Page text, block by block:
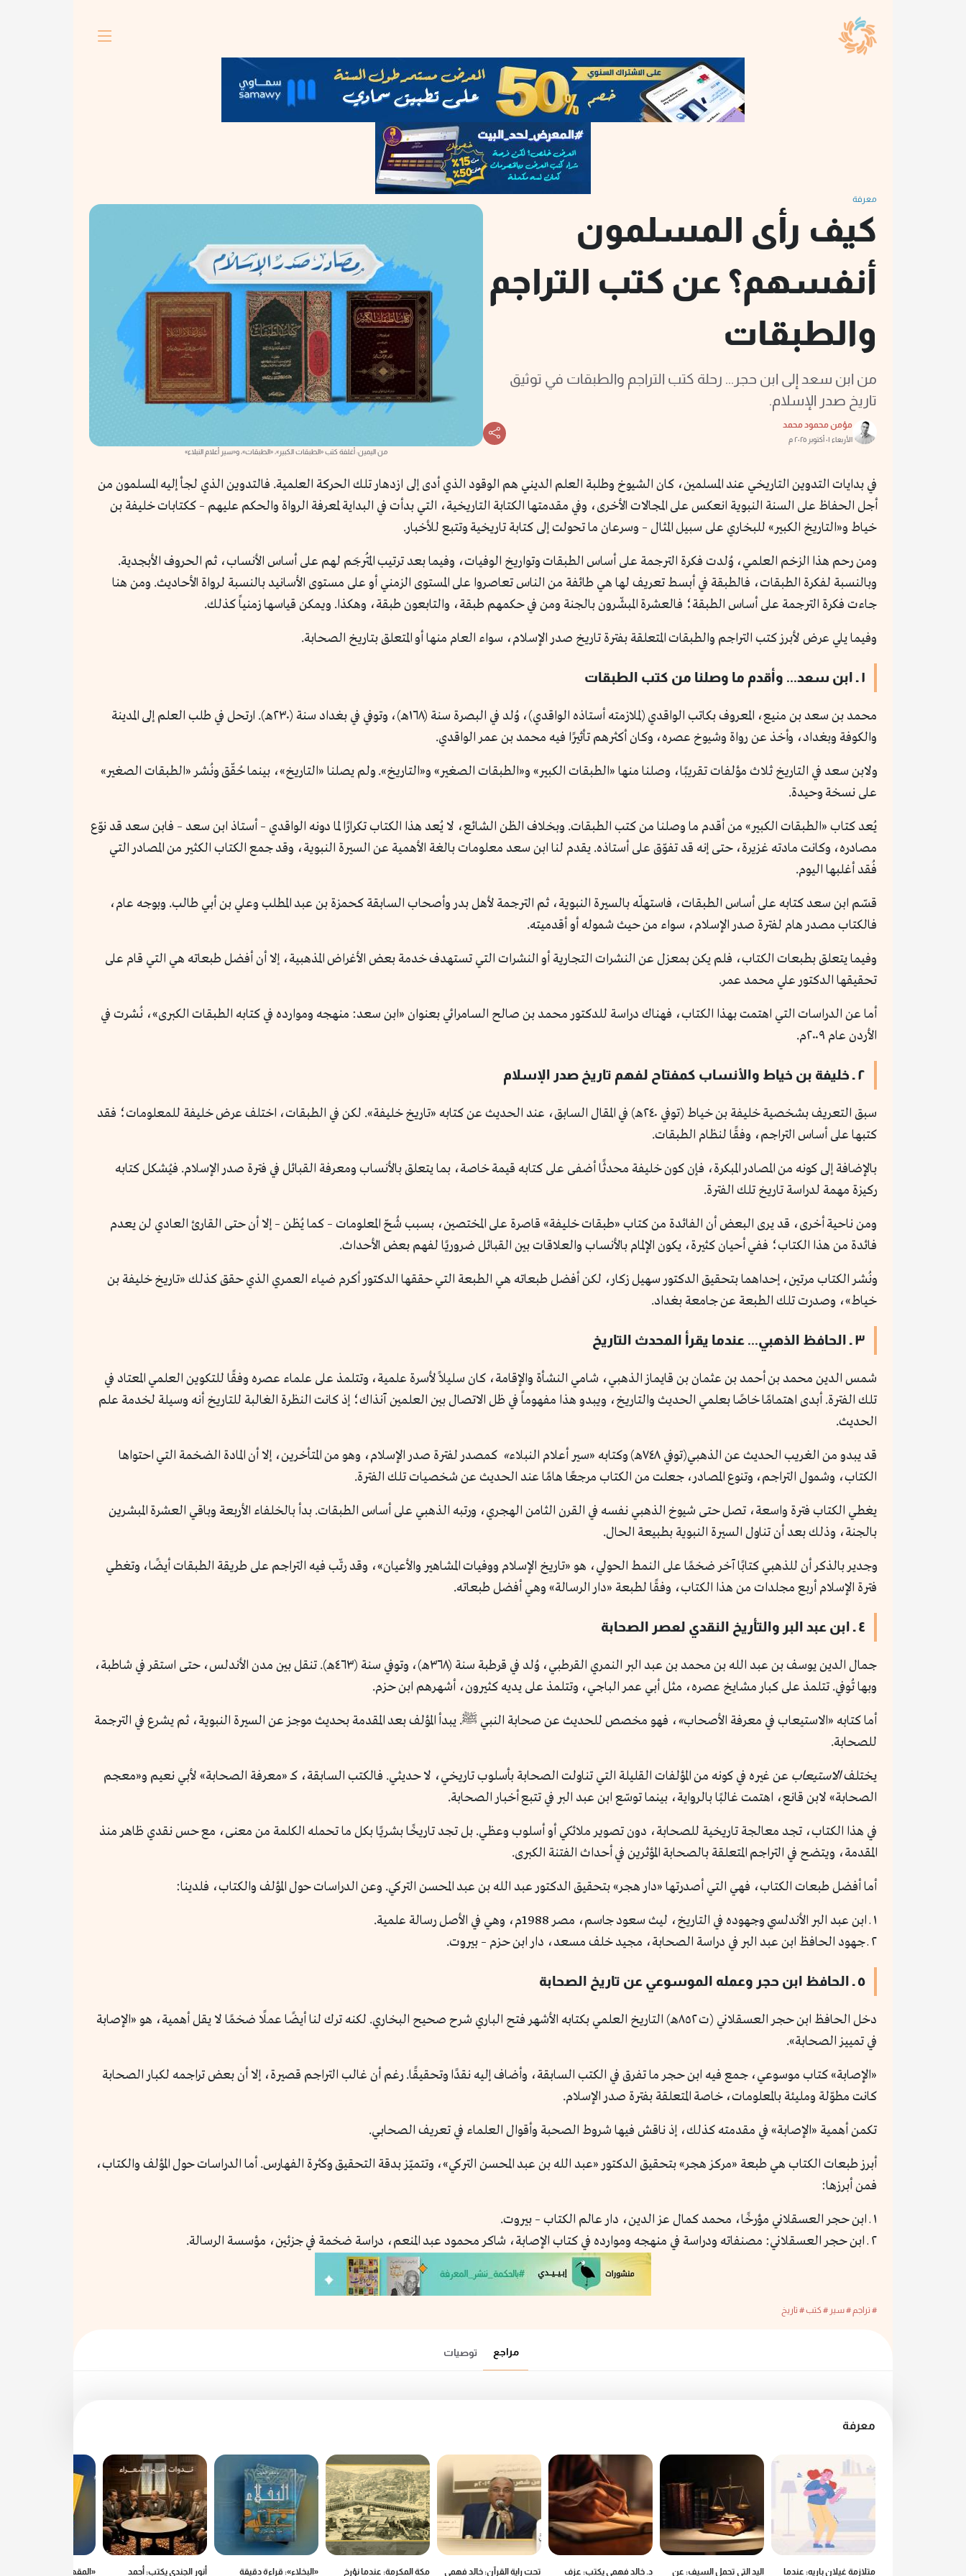
معرفة
كيف رأى المسلمون
أنفسهم؟ عن كتب التراجم
والطبقات
من ابن سعد إلى ابن حجر... رحلة كتب التراجم والطبقات في توثيق
تاريخ صدر الإسلام.
مؤمن محمود محمد
الأربعاء ٠١ أكتوبر ٢٠٢٥ م
من اليمين: أغلفة كتب «الطبقات الكبير»، «الطبقات»، و«سير أعلام النبلاء»
في بدايات التدوين التاريخي عند المسلمين، كان الشيوخ وطلبة العلم الديني هم الوقود الذي أدى إلى ازدهار تلك الحركة العلمية. فالتدوين الذي لجأ إليه المسلمون من
أجل الحفاظ على السنة النبوية انعكس على المجالات الأخرى، وفي مقدمتها الكتابة التاريخية، التي بدأت في البداية لمعرفة الرواة والحكم عليهم – ككتابات خليفة بن
خياط و«التاريخ الكبير» للبخاري على سبيل المثال – وسرعان ما تحولت إلى كتابة تاريخية وتتبع للأخبار.
ومن رحم هذا الزخم العلمي، وُلدت فكرة الترجمة على أساس الطبقات وتواريخ الوفيات، وفيما بعد ترتيب المُترجَم لهم على أساس الأنساب، ثم الحروف الأبجدية.
وبالنسبة لفكرة الطبقات، فالطبقة في أبسط تعريف لها هي طائفة من الناس تعاصروا على المستوى الزمني أو على مستوى الأسانيد بالنسبة لرواة الأحاديث. ومن هنا
جاءت فكرة الترجمة على أساس الطبقة؛ فالعشرة المبشّرون بالجنة ومن في حكمهم طبقة، والتابعون طبقة، وهكذا. ويمكن قياسها زمنياً كذلك.
وفيما يلي عرض لأبرز كتب التراجم والطبقات المتعلقة بفترة تاريخ صدر الإسلام، سواء العام منها أو المتعلق بتاريخ الصحابة.
١ ـ ابن سعد... وأقدم ما وصلنا من كتب الطبقات
محمد بن سعد بن منيع، المعروف بكاتب الواقدي (لملازمته أستاذه الواقدي)، وُلد في البصرة سنة (١٦٨هـ)، وتوفي في بغداد سنة (٢٣٠هـ). ارتحل في طلب العلم إلى المدينة
والكوفة وبغداد، وأخذ عن رواة وشيوخ عصره، وكان أكثرهم تأثيرًا فيه محمد بن عمر الواقدي.
ولابن سعد في التاريخ ثلاث مؤلفات تقريبًا، وصلنا منها «الطبقات الكبير» و«الطبقات الصغير» و«التاريخ». ولم يصلنا «التاريخ»، بينما حُقّق ونُشر «الطبقات الصغير»
على نسخة وحيدة.
يُعد كتاب «الطبقات الكبير» من أقدم ما وصلنا من كتب الطبقات. وبخلاف الظن الشائع، لا يُعد هذا الكتاب تكرارًا لما دونه الواقدي – أستاذ ابن سعد – فابن سعد قد نوّع
مصادره، وكانت مادته غزيرة، حتى إنه قد تفوّق على أستاذه. يقدم لنا ابن سعد معلومات بالغة الأهمية عن السيرة النبوية، وقد جمع الكتاب الكثير من المصادر التي
فُقد أغلبها اليوم.
قسّم ابن سعد كتابه على أساس الطبقات، فاستهلّه بالسيرة النبوية، ثم الترجمة لأهل بدر وأصحاب السابقة كحمزة بن عبد المطلب وعلي بن أبي طالب. وبوجه عام،
فالكتاب مصدر هام لفترة صدر الإسلام، سواء من حيث شموله أو أقدميته.
وفيما يتعلق بطبعات الكتاب، فلم يكن بمعزل عن النشرات التجارية أو النشرات التي تستهدف خدمة بعض الأغراض المذهبية، إلا أن أفضل طبعاته هي التي قام على
تحقيقها الدكتور علي محمد عمر.
أما عن الدراسات التي اهتمت بهذا الكتاب، فهناك دراسة للدكتور محمد بن صالح السامرائي بعنوان «ابن سعد: منهجه وموارده في كتابه الطبقات الكبرى»، نُشرت في
الأردن عام ٢٠٠٩م.
٢ ـ خليفة بن خياط والأنساب كمفتاح لفهم تاريخ صدر الإسلام
سبق التعريف بشخصية خليفة بن خياط (توفي ٢٤٠هـ) في المقال السابق، عند الحديث عن كتابه «تاريخ خليفة». لكن في الطبقات، اختلف عرض خليفة للمعلومات؛ فقد
كتبها على أساس التراجم، وفقًا لنظام الطبقات.
بالإضافة إلى كونه من المصادر المبكرة، فإن كون خليفة محدثًا أضفى على كتابه قيمة خاصة، بما يتعلق بالأنساب ومعرفة القبائل في فترة صدر الإسلام. فيُشكل كتابه
ركيزة مهمة لدراسة تاريخ تلك الفترة.
ومن ناحية أخرى، قد يرى البعض أن الفائدة من كتاب «طبقات خليفة» قاصرة على المختصين، بسبب شُحّ المعلومات – كما يُظن – إلا أن حتى القارئ العادي لن يعدم
فائدة من هذا الكتاب؛ ففي أحيان كثيرة، يكون الإلمام بالأنساب والعلاقات بين القبائل ضروريًا لفهم بعض الأحداث.
ونُشر الكتاب مرتين، إحداهما بتحقيق الدكتور سهيل زكار، لكن أفضل طبعاته هي الطبعة التي حققها الدكتور أكرم ضياء العمري الذي حقق كذلك «تاريخ خليفة بن
خياط»، وصدرت تلك الطبعة عن جامعة بغداد.
٣ ـ الحافظ الذهبي... عندما يقرأ المحدث التاريخ
شمس الدين محمد بن أحمد بن عثمان بن قايماز الذهبي، شامي النشأة والإقامة، كان سليلاً لأسرة علمية، وتتلمذ على علماء عصره وفقًا للتكوين العلمي المعتاد في
تلك الفترة. أبدى اهتمامًا خاصًا بعلمي الحديث والتاريخ، ويبدو هذا مفهوماً في ظل الاتصال بين العلمين آنذاك؛ إذ كانت النظرة الغالبة للتاريخ أنه وسيلة لخدمة علم
الحديث.
قد يبدو من الغريب الحديث عن الذهبي(توفي ٧٤٨هـ) وكتابه «سير أعلام النبلاء » كمصدر لفترة صدر الإسلام، وهو من المتأخرين، إلا أن المادة الضخمة التي احتواها
الكتاب، وشمول التراجم، وتنوع المصادر، جعلت من الكتاب مرجعًا هامًا عند الحديث عن شخصيات تلك الفترة.
يغطي الكتاب فترة واسعة، تصل حتى شيوخ الذهبي نفسه في القرن الثامن الهجري، ورتبه الذهبي على أساس الطبقات. بدأ بالخلفاء الأربعة وباقي العشرة المبشرين
بالجنة، وذلك بعد أن تناول السيرة النبوية بطبيعة الحال.
وجدير بالذكر أن للذهبي كتابًا آخر ضخمًا على النمط الحولي، هو «تاريخ الإسلام ووفيات المشاهير والأعيان»، وقد رتّب فيه التراجم على طريقة الطبقات أيضًا، وتغطي
فترة الإسلام أربع مجلدات من هذا الكتاب، وفقًا لطبعة «دار الرسالة» وهي أفضل طبعاته.
٤ ـ ابن عبد البر والتأريخ النقدي لعصر الصحابة
جمال الدين يوسف بن عبد الله بن محمد بن عبد البر النمري القرطبي، وُلد في قرطبة سنة (٣٦٨هـ)، وتوفي سنة (٤٦٣هـ). تنقل بين مدن الأندلس، حتى استقر في شاطبة،
وبها تُوفي. تتلمذ على كبار مشايخ عصره، مثل أبي عمر الباجي، وتتلمذ على يديه كثيرون، أشهرهم ابن حزم.
أما كتابه «الاستيعاب في معرفة الأصحاب»، فهو مخصص للحديث عن صحابة النبي ﷺ. يبدأ المؤلف بعد المقدمة بحديث موجز عن السيرة النبوية، ثم يشرع في الترجمة
للصحابة.
يختلفالاستيعاب عن غيره في كونه من المؤلفات القليلة التي تناولت الصحابة بأسلوب تاريخي، لا حديثي. فالكتب السابقة، كـ «معرفة الصحابة» لأبي نعيم و«معجم
الصحابة» لابن قانع، اهتمت غالبًا بالرواية، بينما توسّع ابن عبد البر في تتبع أخبار الصحابة.
في هذا الكتاب، تجد معالجة تاريخية للصحابة، دون تصوير ملائكي أو أسلوب وعظي. بل تجد تاريخًا بشريًا بكل ما تحمله الكلمة من معنى، مع حس نقدي ظاهر منذ
المقدمة، ويتضح في التراجم المتعلقة بالصحابة المؤثرين في أحداث الفتنة الكبرى.
أما أفضل طبعات الكتاب، فهي التي أصدرتها «دار هجر» بتحقيق الدكتور عبد الله بن عبد المحسن التركي. وعن الدراسات حول المؤلف والكتاب، فلدينا:
١ ـ ابن عبد البر الأندلسي وجهوده في التاريخ، ليث سعود جاسم، مصر 1988م، وهي في الأصل رسالة علمية.
٢ ـ جهود الحافظ ابن عبد البر في دراسة الصحابة، مجيد خلف مسعد، دار ابن حزم – بيروت.
٥ ـ الحافظ ابن حجر وعمله الموسوعي عن تاريخ الصحابة
دخل الحافظ ابن حجر العسقلاني (ت ٨٥٢هـ) التاريخ العلمي بكتابه الأشهر فتح الباري شرح صحيح البخاري. لكنه ترك لنا أيضًا عملًا ضخمًا لا يقل أهمية، هو «الإصابة
في تمييز الصحابة».
«الإصابة» كتاب موسوعي، جمع فيه ابن حجر ما تفرق في الكتب السابقة، وأضاف إليه نقدًا وتحقيقًا. رغم أن غالب التراجم قصيرة، إلا أن بعض تراجمه لكبار الصحابة
كانت مطوّلة ومليئة بالمعلومات، خاصة المتعلقة بفترة صدر الإسلام.
تكمن أهمية «الإصابة» في مقدمته كذلك، إذ ناقش فيها شروط الصحبة وأقوال العلماء في تعريف الصحابي.
أبرز طبعات الكتاب هي طبعة «مركز هجر» بتحقيق الدكتور «عبد الله بن عبد المحسن التركي»، وتتميّز بدقة التحقيق وكثرة الفهارس. أما الدراسات حول المؤلف والكتاب،
فمن أبرزها:
١ ـ ابن حجر العسقلاني مؤرخًا، محمد كمال عز الدين، دار عالم الكتاب – بيروت.
٢ ـ ابن حجر العسقلاني: مصنفاته ودراسة في منهجه وموارده في كتاب الإصابة، شاكر محمود عبد المنعم، دراسة ضخمة في جزئين، مؤسسة الرسالة.
# تراجم # سير # كتب# تاريخ
مراجع توصيات
معرفة
متلازمة غيلان باريه: عندما اليد التي تحمل السيف: عن د. خالد فهمي يكتب: عزف تحت راية القرآن: خالد فهمي مكة المكرمة: عندما نؤرخ «البخلاء»: قراءة دقيقة أنور الجندي يكتب: أحمد «المقهى على حافة